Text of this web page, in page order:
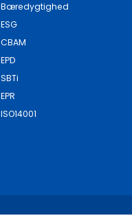
Bæredygtighed
ESG
CBAM
EPD
SBTi
EPR
ISO14001